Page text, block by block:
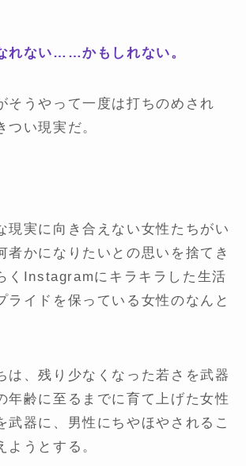
れない……かもしれない。
そうやって一度は打ちのめされ
つい現実だ。
現実に向き合えない女性たちがい
者かになりたいとの思いを捨てき
くInstagramにキラキラした生活
ライドを保っている女性のなんと
は、残り少なくなった若さを武器
年齢に至るまでに育て上げた女性
武器に、男性にちやほやされるこ
ようとする。